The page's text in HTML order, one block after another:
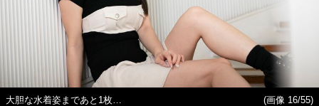
大胆な水着姿まであと1枚…
(画像 16/55)